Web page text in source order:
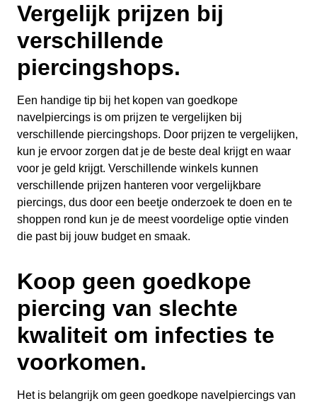
Vergelijk prijzen bij
verschillende
piercingshops.
Een handige tip bij het kopen van goedkope
navelpiercings is om prijzen te vergelijken bij
verschillende piercingshops. Door prijzen te vergelijken,
kun je ervoor zorgen dat je de beste deal krijgt en waar
voor je geld krijgt. Verschillende winkels kunnen
verschillende prijzen hanteren voor vergelijkbare
piercings, dus door een beetje onderzoek te doen en te
shoppen rond kun je de meest voordelige optie vinden
die past bij jouw budget en smaak.
Koop geen goedkope
piercing van slechte
kwaliteit om infecties te
voorkomen.
Het is belangrijk om geen goedkope navelpiercings van